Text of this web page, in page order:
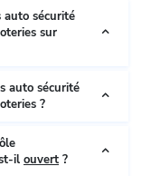
sécurité
sur
auto sécurité
?
parc des poteries est-il ouvert ?